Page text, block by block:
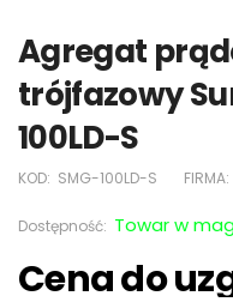
Agregat
trójfazowy
100LD-S
KOD: SMG-100LD-S FIRMA:
Dostępność: Towar w
Cena do